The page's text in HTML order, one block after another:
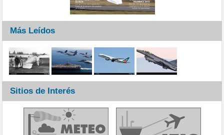
Más Leídos
Sitios de Interés